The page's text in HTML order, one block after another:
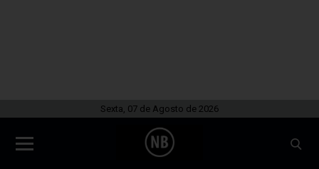
Sexta, 07 de Agosto de 2026